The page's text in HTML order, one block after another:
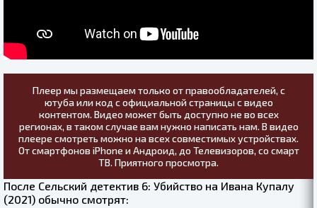
Плеер мы размещаем только от правообладателей, с
ютуба или код с официальной страницы с видео
контентом. Видео может быть доступно не во всех
регионах, в таком случае вам нужно написать нам. В видео
плеере смотреть можно на всех совместимых устройствах.
От смартфонов iPhone и Андроид, до Телевизоров, со смарт
ТВ. Приятного просмотра.
После Сельский детектив 6: Убийство на Ивана Купалу
(2021) обычно смотрят: